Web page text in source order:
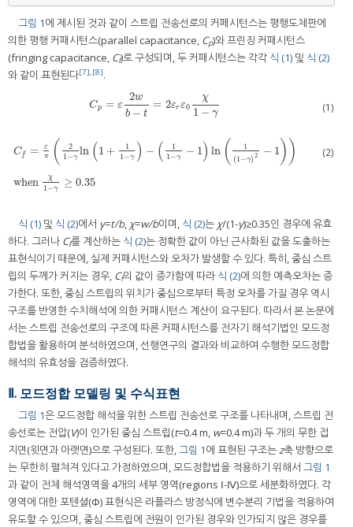
그림 1에 제시된 것과 같이 스트립 전송선로의 커페시턴스는 평행도체판에
의한 평행 커패시턴스(parallel capacitance, Cp)와 프린징 커패시턴스
(fringing capacitance, Cf)로 구성되며, 두 커패시턴스는 각각 식 (1) 및 식 (2)
와 같이 표현된다[7],[8].
Cp = ε
2w
b − t
= 2εrε0
χ
1 − γ
Cp=ε2wb− t=2εrε0χ1−γ (1)
C f =
ε
π
(
2
1−γ ln (1 +
1
1−γ ) − (
1
1−γ − 1) ln (
1
(1−γ) 2 − 1 ) )
when χ
1−γ ≥ 0.35
π2 when χ −γ
(2)
식 (1) 및 식 (2)에서 γ=t/b, χ=w/b이며, 식 (2)는 χ/(1-γ)≥0.35인 경우에 유효
하다. 그러나 Cf를 계산하는 식 (2)는 정확한 값이 아닌 근사화된 값을 도출하는
표현식이기 때문에, 실제 커패시턴스와 오차가 발생할 수 있다. 특히, 중심 스트
립의 두께가 커지는 경우, Cf의 값이 증가함에 따라 식 (2)에 의한 예측오차는 증
가한다. 또한, 중심 스트립의 위치가 중심으로부터 특정 오차를 가질 경우 역시
구조를 반영한 수치해석에 의한 커패시턴스 계산이 요구된다. 따라서 본 논문에
서는 스트립 전송선로의 구조에 따른 커패시턴스를 전자기 해석기법인 모드정
합법을 활용하여 분석하였으며, 선행연구의 결과와 비교하여 수행한 모드정합
해석의 유효성을 검증하였다.
Ⅱ. 모드정합 모델링 및 수식표현
그림 1은 모드정합 해석을 위한 스트립 전송선로 구조를 나타내며, 스트립 전
송선로는 전압(V)이 인가된 중심 스트립(t=0.4 m, w=0.4 m)과 두 개의 무한 접
지면(윗면과 아랫면)으로 구성된다. 또한,그림 1에 표현된 구조는z축 방향으로
는 무한히 펼쳐져 있다고 가정하였으며, 모드정합법을 적용하기 위해서 그림 1
과 같이 전체 해석영역을 4개의 세부 영역(regions Ⅰ-Ⅳ)으로 세분화하였다. 각
영역에 대한 포텐셜(Φ) 표현식은 라플라스 방정식에 변수분리 기법을 적용하여
유도할 수 있으며, 중심 스트립에 전원이 인가된 경우와 인가되지 않은 경우를